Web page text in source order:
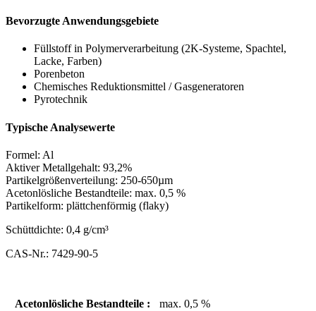
Bevorzugte Anwendungsgebiete
Füllstoff in Polymerverarbeitung (2K-Systeme, Spachtel,
Lacke, Farben)
Porenbeton
Chemisches Reduktionsmittel / Gasgeneratoren
Pyrotechnik
Typische Analysewerte
Formel: Al
Aktiver Metallgehalt: 93,2%
Partikelgrößenverteilung: 250-650µm
Acetonlösliche Bestandteile: max. 0,5 %
Partikelform: plättchenförmig (flaky)
Schüttdichte: 0,4 g/cm³
CAS-Nr.: 7429-90-5
Acetonlösliche Bestandteile :
max. 0,5 %